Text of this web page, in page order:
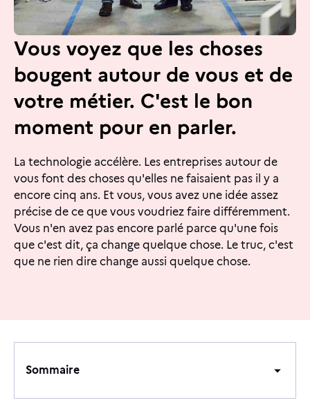
Vous voyez que les choses
bougent autour de vous et de
votre métier. C'est le bon
moment pour en parler.
La technologie accélère. Les entreprises autour de
vous font des choses qu'elles ne faisaient pas il y a
encore cinq ans. Et vous, vous avez une idée assez
précise de ce que vous voudriez faire différemment.
Vous n'en avez pas encore parlé parce qu'une fois
que c'est dit, ça change quelque chose. Le truc, c'est
que ne rien dire change aussi quelque chose.
Sommaire